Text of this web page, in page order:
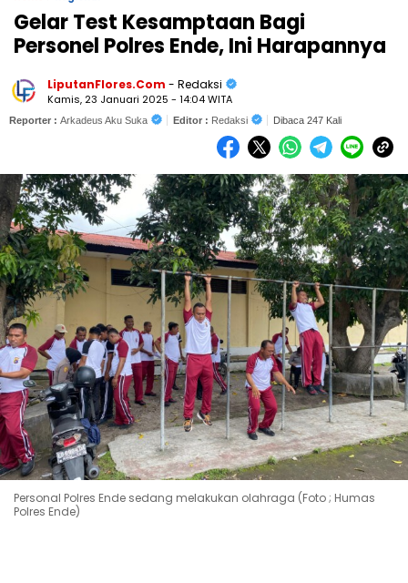
Gelar Test Kesamptaan Bagi
Personel Polres Ende, Ini Harapannya
LiputanFlores.Com - Redaksi
Kamis, 23 Januari 2025 - 14:04 WITA
Reporter : Arkadeus Aku Suka Editor : Redaksi Dibaca 247 Kali
Personal Polres Ende sedang melakukan olahraga (Foto ; Humas
Polres Ende)